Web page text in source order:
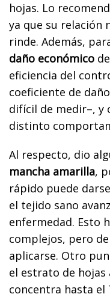
hojas. Lo
ya que su relación
rinde. Además,
daño económico
eficiencia del
coeficiente de
difícil de medir–, y
distinto
Al respecto, dio
mancha amarilla,
rápido puede
el tejido sano
enfermedad. Esto
complejos, pero
aplicarse. Otro
el estrato de hojas
concentra hasta el